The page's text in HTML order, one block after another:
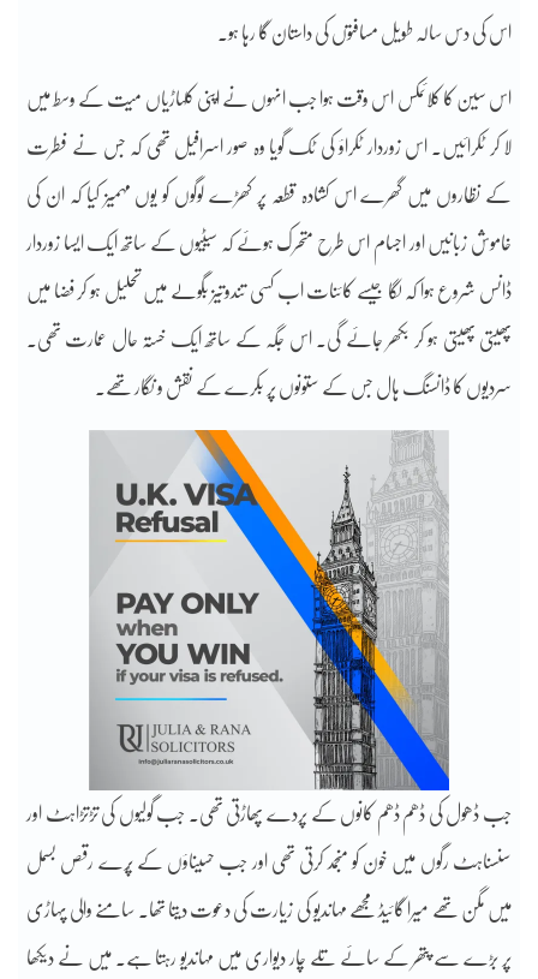
اس کی دس سالہ طویل مسافتوں کی داستان گا رہا ہو۔
اس سین کا کلائمکس اس وقت ہوا جب انہوں نے اپنی کلہاڑیاں میت کے وسط میں
لا کر ٹکرائیں۔ اس زوردار ٹکراؤ کی ٹک گویا وہ صور اسرافیل تھی کہ جس نے فطرت
کے نظاروں میں گھرے اس کشادہ قطعہ پر کھڑے لوگوں کو یوں مہمیز کیا کہ ان کی
خاموش زبانیں اور اجسام اس طرح متحرک ہوئے کہ سیٹیوں کے ساتھ ایک ایسا زوردار
ڈانس شروع ہوا کہ لگا جیسے کائنات اب کسی تندوتیز بگولے میں تحلیل ہو کر فضا میں
پھیتی پھیتی ہو کر بکھر جائے گی۔ اس جگہ کے ساتھ ایک خستہ حال عمارت تھی۔
سردیوں کا ڈانسنگ ہال جس کے ستونوں پر بکرے کے نقش و نگار تھے۔
جب ڈھول کی ڈھم ڈھم کانوں کے پردے پھاڑتی تھی۔ جب گولیوں کی تڑتڑاہٹ اور
سنسناہٹ رگوں میں خون کو منجمد کرتی تھی اور جب حسیناؤں کے پُرے رقص بسمل
میں مگن تھے میرا گائیڈ مجھے مہاندیو کی زیارت کی دعوت دیتا تھا۔ سامنے والی پہاڑی
پر بڑے سے پتھر کے سائے تلے چار دیواری میں مہاندیو رہتا ہے۔ میں نے دیکھا